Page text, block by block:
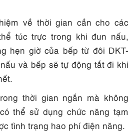
về thời gian cần cho các
túc trực trong khi đun nấu,
hẹn giờ của bếp từ đôi DKT-
và bếp sẽ tự động tắt đi khi
thời gian ngắn mà không
thể sử dụng chức năng tạm
tình trạng hao phí điện năng.